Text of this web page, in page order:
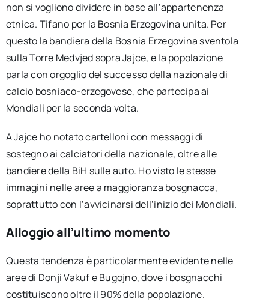
non si vogliono dividere in base all’appartenenza
etnica. Tifano per la Bosnia Erzegovina unita. Per
questo la bandiera della Bosnia Erzegovina sventola
sulla Torre Medvjed sopra Jajce, e la popolazione
parla con orgoglio del successo della nazionale di
calcio bosniaco-erzegovese, che partecipa ai
Mondiali per la seconda volta.
A Jajce ho notato cartelloni con messaggi di
sostegno ai calciatori della nazionale, oltre alle
bandiere della BiH sulle auto. Ho visto le stesse
immagini nelle aree a maggioranza bosgnacca,
soprattutto con l’avvicinarsi dell’inizio dei Mondiali.
Alloggio all’ultimo momento
Questa tendenza è particolarmente evidente nelle
aree di Donji Vakuf e Bugojno, dove i bosgnacchi
costituiscono oltre il 90% della popolazione.